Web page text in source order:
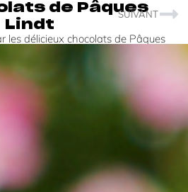
de Pâques
Lindt
les délicieux chocolats de Pâques
SUIVANT